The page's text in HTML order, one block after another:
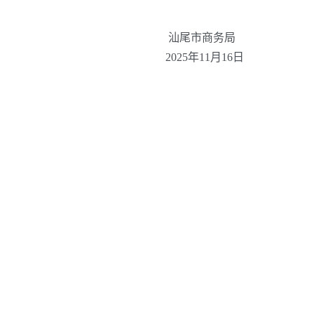
汕尾市商务局
2025年11月16日